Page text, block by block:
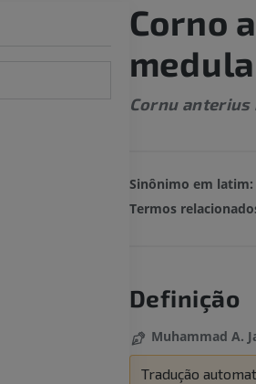
Corno
Cornu
Sinônimo em latim:
Termos
Definição
Muhammad A.
Tradução